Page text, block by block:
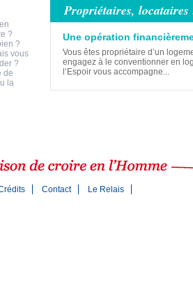
?
?
vous
?
de
la
Propriétaires,
Une opération
Vous êtes propriétaire d’un
engagez à le conventionner en
l’Espoir vous accompagne...
Contact Le Relais